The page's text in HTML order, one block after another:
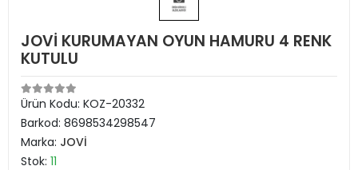
JOVİ KURUMAYAN OYUN HAMURU 4 RENK
KUTULU
Ürün Kodu: KOZ-20332
Barkod: 8698534298547
Marka: JOVİ
Stok: 11